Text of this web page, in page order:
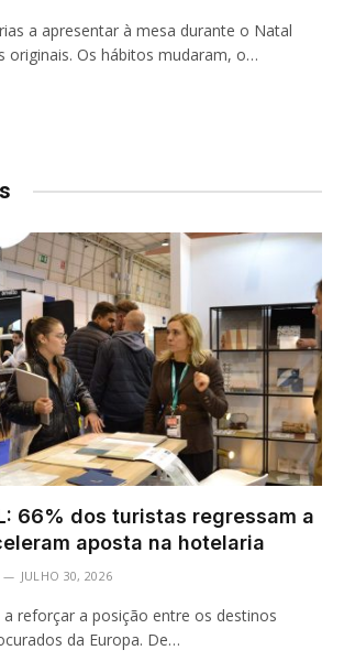
a apresentar à mesa durante o Natal
originais. Os hábitos mudaram, o…
66% dos turistas regressam a
aposta na hotelaria
JULHO 30, 2026
reforçar a posição entre os destinos
da Europa. De…